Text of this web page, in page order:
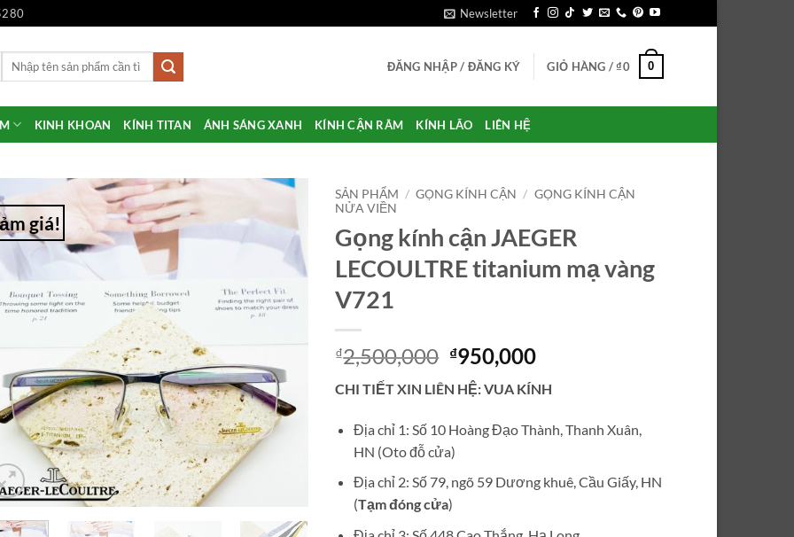
Newsletter
Tìm
ĐĂNG NHẬP / ĐĂNG KÝ GIỎ HÀNG /₫0 0
KINH KHOAN KÍNH TITAN ÁNH SÁNG XANH KÍNH CẬN RÂM KÍNH LÃO LIÊN HỆ
giá!
Wishlist
SẢN PHẨM / GỌNG KÍNH CẬN / GỌNG KÍNH CẬN
NỬA VIỀN
Gọng kính cận JAEGER
LECOULTRE titanium mạ vàng
V721
₫2,500,000 Giá
gốc
là:
₫2,500,000.
₫950,000Giá
tại
₫950,000.
CHI TIẾT XIN LIÊN HỆ: VUA KÍNH
Địa chỉ 1: Số 10 Hoàng Đạo Thành, Thanh Xuân,
HN (Oto đỗ cửa)
Địa chỉ 2: Số 79, ngõ 59 Dương khuê, Cầu Giấy, HN
(Tạm đóng cửa)